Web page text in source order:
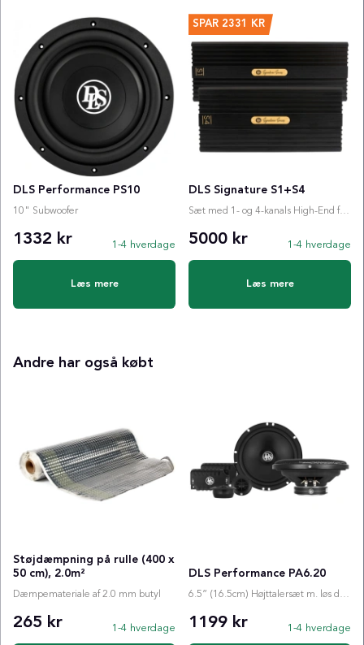
DLS Performance PS10
10" Subwoofer
1332 kr 1-4 hverdage
Læs mere
SPAR 2331 KR
DLS Signature S1+S4
Sæt med 1- og 4-kanals High-End forstærkere
5000 kr 1-4 hverdage
Læs mere
Andre har også købt
Støjdæmpning på rulle (400 x
50 cm), 2.0m²
Dæmpemateriale af 2.0 mm butyl
265 kr 1-4 hverdage
DLS Performance PA6.20
6.5” (16.5cm) Højttalersæt m. løs diskant
1199 kr 1-4 hverdage